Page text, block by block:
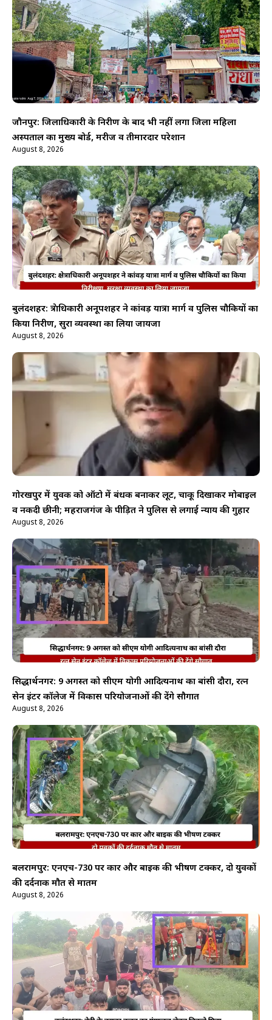
जौनपुर: जिलाधिकारी के निरीक्षण के बाद भी नहीं लगा जिला महिला
अस्पताल का मुख्य बोर्ड, मरीज व तीमारदार परेशान
August 8, 2026
बुलंदशहर: क्षेत्राधिकारी अनूपशहर ने कांवड़ यात्रा मार्ग व पुलिस चौकियों का
किया निरीक्षण, सुरक्षा व्यवस्था का लिया जायजा
August 8, 2026
गोरखपुर में युवक को ऑटो में बंधक बनाकर लूट, चाकू दिखाकर मोबाइल
व नकदी छीनी; महराजगंज के पीड़ित ने पुलिस से लगाई न्याय की गुहार
August 8, 2026
सिद्धार्थनगर: 9 अगस्त को सीएम योगी आदित्यनाथ का बांसी दौरा, रत्न
सेन इंटर कॉलेज में विकास परियोजनाओं की देंगे सौगात
August 8, 2026
बलरामपुर: एनएच-730 पर कार और बाइक की भीषण टक्कर, दो युवकों
की दर्दनाक मौत से मातम
August 8, 2026